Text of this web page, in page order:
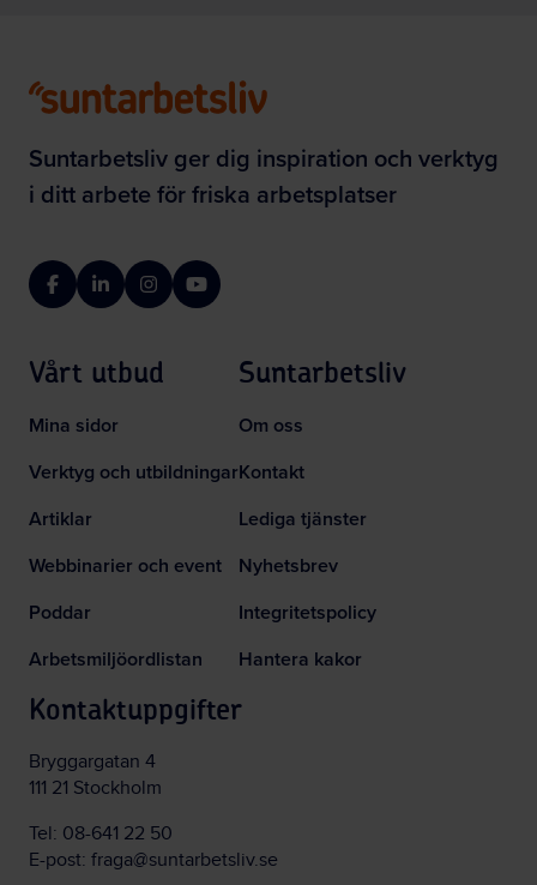
Suntarbetsliv ger dig inspiration och verktyg
i ditt arbete för friska arbetsplatser
FacebookLinkedInInstagramYouTube
Vårt utbud
Mina sidor
Verktyg och utbildningar
Artiklar
Webbinarier och event
Poddar
Arbetsmiljöordlistan
Suntarbetsliv
Om oss
Kontakt
Lediga tjänster
Nyhetsbrev
Integritetspolicy
Hantera kakor
Kontaktuppgifter
Bryggargatan 4
111 21 Stockholm
Tel: 08-641 22 50
E-post: fraga@suntarbetsliv.se